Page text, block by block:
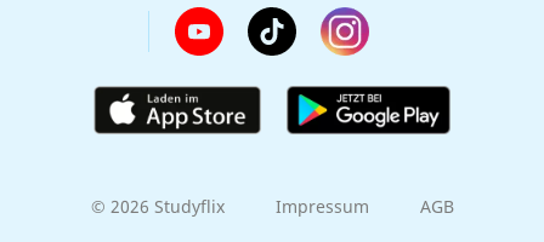
© 2026 Studyflix Impressum AGB